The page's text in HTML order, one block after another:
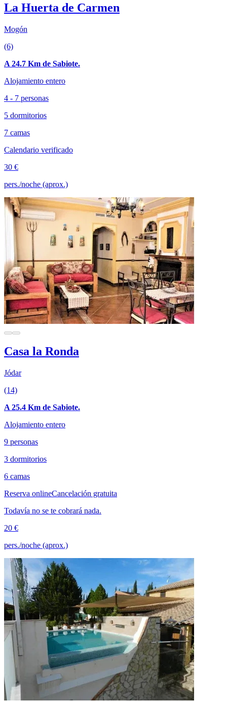
La Huerta de Carmen
Mogón
(6)
A 24.7 Km de Sabiote.
Alojamiento entero
4 - 7 personas
5 dormitorios
7 camas
Calendario verificado
30 €
pers./noche (aprox.)
Casa la Ronda
Jódar
(14)
A 25.4 Km de Sabiote.
Alojamiento entero
9 personas
3 dormitorios
6 camas
Reserva onlineCancelación gratuita
Todavía no se te cobrará nada.
20 €
pers./noche (aprox.)